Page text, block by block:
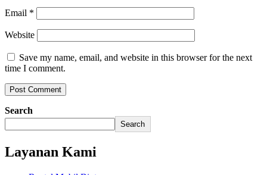
Email *
Website
Save my name, email, and website in this browser for the next
time I comment.
Search
Search
Layanan Kami